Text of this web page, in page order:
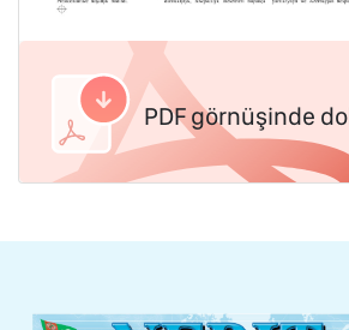
PDF görnüşinde